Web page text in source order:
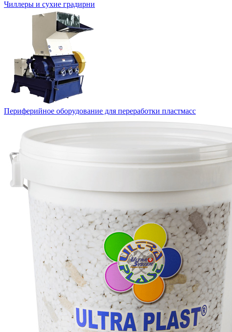
Чиллеры и сухие градирни
Периферийное оборудование для переработки пластмасс